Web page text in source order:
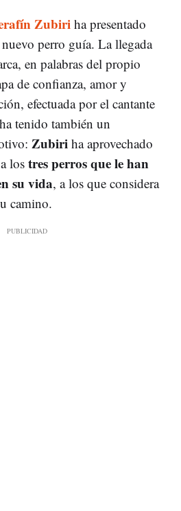
Zubiriha presentado
perro guía. La llegada
en palabras del propio
de confianza, amor y
efectuada por el cantante
tenido también un
Zubiri ha aprovechado
los tres perros que le han
su vida, a los que considera
camino.